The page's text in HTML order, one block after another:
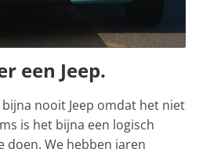
een Jeep.
nooit Jeep omdat het niet
is het bijna een logisch
doen. We hebben jaren